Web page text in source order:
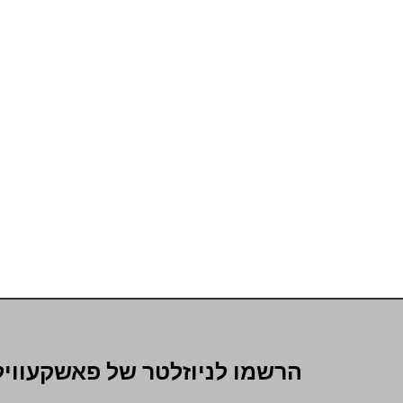
הרשמו לניוזלטר של